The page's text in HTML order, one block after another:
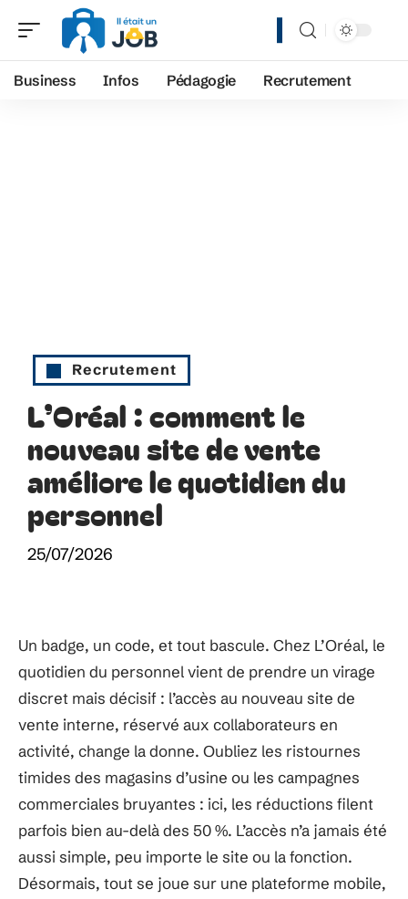
Business Infos Pédagogie Recrutement
Recrutement
L’Oréal : comment le
nouveau site de vente
améliore le quotidien du
personnel
25/07/2026
Un badge, un code, et tout bascule. Chez L’Oréal, le
quotidien du personnel vient de prendre un virage
discret mais décisif : l’accès au nouveau site de
vente interne, réservé aux collaborateurs en
activité, change la donne. Oubliez les ristournes
timides des magasins d’usine ou les campagnes
commerciales bruyantes : ici, les réductions filent
parfois bien au-delà des 50 %. L’accès n’a jamais été
aussi simple, peu importe le site ou la fonction.
Désormais, tout se joue sur une plateforme mobile,